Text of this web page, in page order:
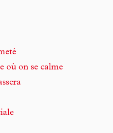
où on se calme